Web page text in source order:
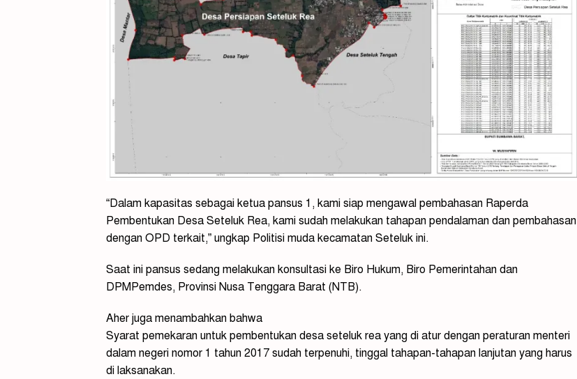
“Dalam kapasitas sebagai ketua pansus 1, kami siap mengawal pembahasan Raperda
Pembentukan Desa Seteluk Rea, kami sudah melakukan tahapan pendalaman dan pembahasan
dengan OPD terkait,” ungkap Politisi muda kecamatan Seteluk ini.
Saat ini pansus sedang melakukan konsultasi ke Biro Hukum, Biro Pemerintahan dan
DPMPemdes, Provinsi Nusa Tenggara Barat (NTB).
Aher juga menambahkan bahwa
Syarat pemekaran untuk pembentukan desa seteluk rea yang di atur dengan peraturan menteri
dalam negeri nomor 1 tahun 2017 sudah terpenuhi, tinggal tahapan-tahapan lanjutan yang harus
di laksanakan.